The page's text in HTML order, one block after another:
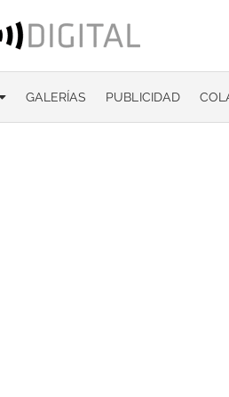
GALERÍAS PUBLICIDAD